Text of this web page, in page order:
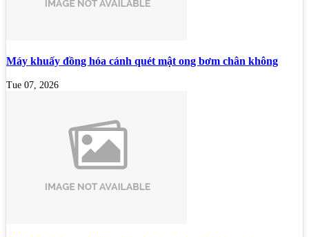
Máy khuấy đồng hóa cánh quét mật ong bơm chân không
Tue 07, 2026